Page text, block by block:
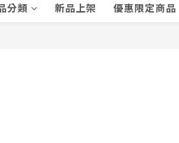
中｜官方Line ID @746aztjp
分類 新品上架 優惠限定商品